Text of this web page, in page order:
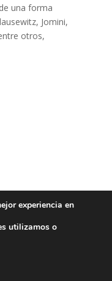
una forma
Jomini,
otros,
experiencia en
utilizamos o